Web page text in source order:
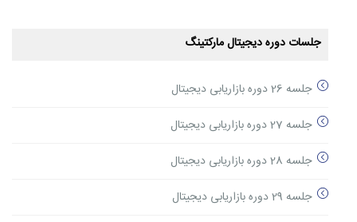
جلسات دوره دیجیتال مارکتینگ
جلسه 26 دوره بازاریابی دیجیتال
جلسه 27 دوره بازاریابی دیجیتال
جلسه 28 دوره بازاریابی دیجیتال
جلسه 29 دوره بازاریابی دیجیتال